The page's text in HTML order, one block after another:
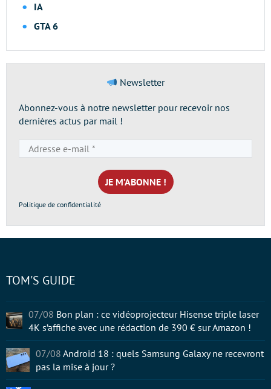
IA
GTA 6
Newsletter
Abonnez-vous à notre newsletter pour recevoir nos
dernières actus par mail !
e-
mail
*
Politique de confidentialité
TOM'S GUIDE
07/08 Bon plan : ce vidéoprojecteur Hisense triple laser
4K s’affiche avec une rédaction de 390 € sur Amazon !
07/08 Android 18 : quels Samsung Galaxy ne recevront
pas la mise à jour ?